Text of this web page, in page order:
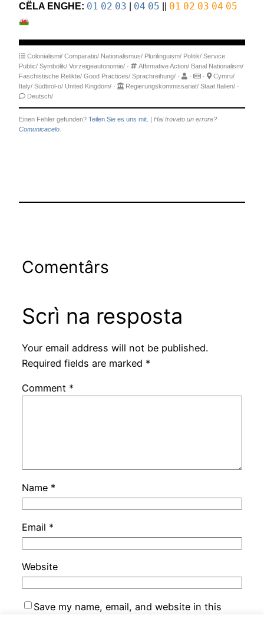
CËLA ENGHE: 01 02 03 04 05 01 02 03 04 05
Colonialismi/ Comparatio/ Nationalismus/ Plurilinguism/ Politik/ Service
Public/ Symbolik/ Vorzeigeautonomie/ · Affirmative Action/ Banal Nationalism/
Faschistische Relikte/ Good Practices/ Sprachreihung/ · · ·
Cymru/
Italy/ Südtirol-o/ United Kingdom/ · Regierungskommissariat/ Staat Italien/ ·
Deutsch/
Einen Fehler gefunden? Teilen Sie es uns mit. | Hai trovato un errore?
Comunicacelo.
Comentârs
Scrì na resposta
Your email address will not be published.
Required fields are marked *
Comment *
Name *
Email *
Website
Save my name, email, and website in this